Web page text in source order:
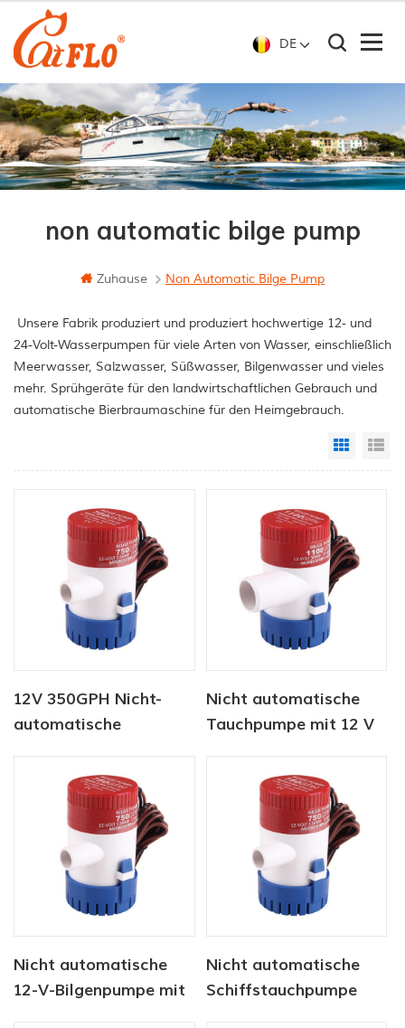
DE
non automatic bilge pump
Zuhause Non Automatic Bilge Pump
Unsere Fabrik produziert und produziert hochwertige 12- und
24-Volt-Wasserpumpen für viele Arten von Wasser, einschließlich
Meerwasser, Salzwasser, Süßwasser, Bilgenwasser und vieles
mehr. Sprühgeräte für den landwirtschaftlichen Gebrauch und
automatische Bierbraumaschine für den Heimgebrauch.
Grid
12V 350GPH Nicht-
automatische
Nicht automatische
Tauchpumpe mit 12 V
Nicht automatische
12-V-Bilgenpumpe mit
Nicht automatische
Schiffstauchpumpe